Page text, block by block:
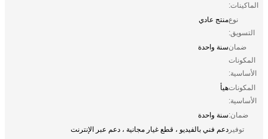
الماكينات:
نوع
التسويق:
منتج عادي
ضمان
المكونات
الأساسية:
سنة واحدة
المكونات
الأساسية:
هيأ
ضمان:سنة واحدة
توفير دعم فني بالفيديو ، قطع غيار مجانية ، دعم عبر الإنترنت